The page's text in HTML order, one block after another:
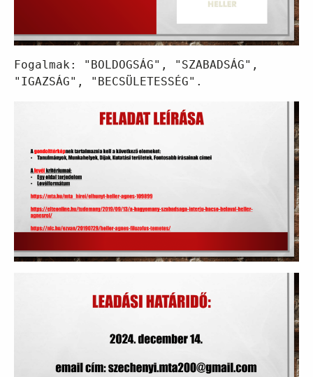
Fogalmak: "BOLDOGSÁG", "SZABADSÁG",
"IGAZSÁG", "BECSÜLETESSÉG".